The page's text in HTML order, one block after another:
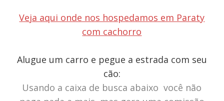
Veja aqui onde nos hospedamos em Paraty
com cachorro
Alugue um carro e pegue a estrada com seu
cão:
Usando a caixa de busca abaixo você não